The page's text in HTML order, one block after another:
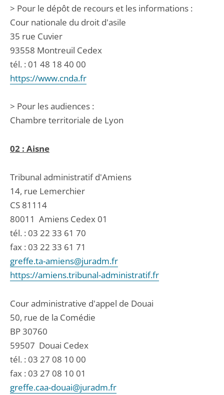
> Pour le dépôt de recours et les informations :
Cour nationale du droit d'asile
35 rue Cuvier
93558 Montreuil Cedex
tél. : 01 48 18 40 00
https://www.cnda.fr
> Pour les audiences :
Chambre territoriale de Lyon
02 : Aisne
Tribunal administratif d'Amiens
14, rue Lemerchier
CS 81114
80011 Amiens Cedex 01
tél. : 03 22 33 61 70
fax : 03 22 33 61 71
greffe.ta-amiens@juradm.fr
https://amiens.tribunal-administratif.fr
Cour administrative d'appel de Douai
50, rue de la Comédie
BP 30760
59507 Douai Cedex
tél. : 03 27 08 10 00
fax : 03 27 08 10 01
greffe.caa-douai@juradm.fr